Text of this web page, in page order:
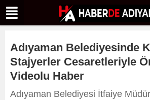
Adıyaman Belediyesinde
Stajyerler Cesaretleriyle
Videolu Haber
Adıyaman Belediyesi İtfaiye